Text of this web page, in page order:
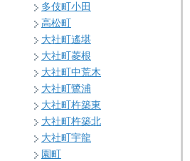
多伎町小田
高松町
大社町遙堪
大社町菱根
大社町中荒木
大社町鷺浦
大社町杵築東
大社町杵築北
大社町宇龍
園町